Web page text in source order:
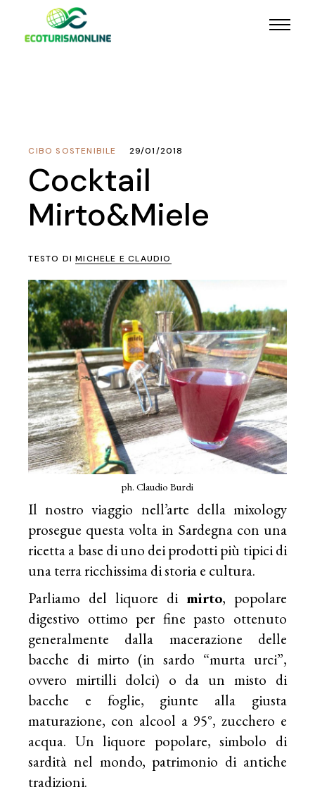
CIBO SOSTENIBILE 29/01/2018
Cocktail
Mirto&Miele
TESTO DIMICHELE E CLAUDIO
ph. Claudio Burdi
Il nostro viaggio nell’arte della mixology
prosegue questa volta in Sardegna con una
ricetta a base di uno dei prodotti più tipici di
una terra ricchissima di storia e cultura.
Parliamo del liquore di mirto, popolare
digestivo ottimo per fine pasto ottenuto
generalmente dalla macerazione delle
bacche di mirto (in sardo “murta urci”,
ovvero mirtilli dolci) o da un misto di
bacche e foglie, giunte alla giusta
maturazione, con alcool a 95°, zucchero e
acqua. Un liquore popolare, simbolo di
sardità nel mondo, patrimonio di antiche
tradizioni.